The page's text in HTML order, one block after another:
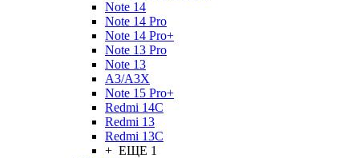
Note 14
Note 14 Pro
Note 14 Pro+
Note 13 Pro
Note 13
A3/A3X
Note 15 Pro+
Redmi 14C
Redmi 13
Redmi 13C
+ ЕЩЕ 1